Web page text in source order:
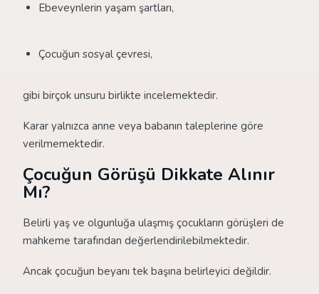
Ebeveynlerin yaşam şartları,
Çocuğun sosyal çevresi,
gibi birçok unsuru birlikte incelemektedir.
Karar yalnızca anne veya babanın taleplerine göre
verilmemektedir.
Çocuğun Görüşü Dikkate Alınır
Mı?
Belirli yaş ve olgunluğa ulaşmış çocukların görüşleri de
mahkeme tarafından değerlendirilebilmektedir.
Ancak çocuğun beyanı tek başına belirleyici değildir.